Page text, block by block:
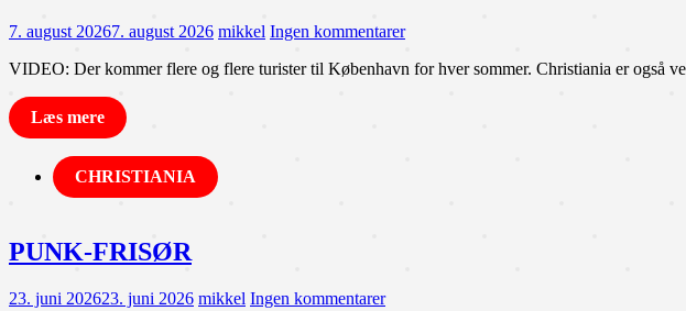
7. august 20267. august 2026 mikkel Ingen kommentarer
VIDEO: Der kommer flere og flere turister til København for hver sommer. Christiania er også
Læs mere
CHRISTIANIA
PUNK-FRISØR
23. juni 202623. juni 2026 mikkel Ingen kommentarer